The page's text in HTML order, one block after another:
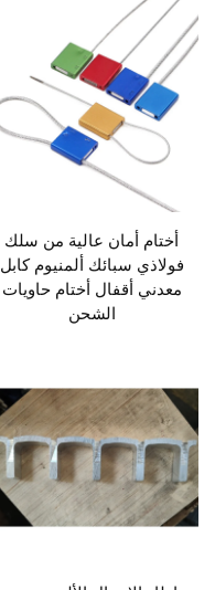
أختام أمان عالية من سلك
فولاذي سبائك ألمنيوم كابل
معدني أقفال أختام حاويات
الشحن